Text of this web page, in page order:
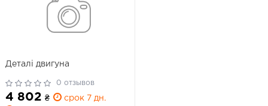
Деталі двигуна
0 отзывов
4 802 ₴
срок 7 дн.